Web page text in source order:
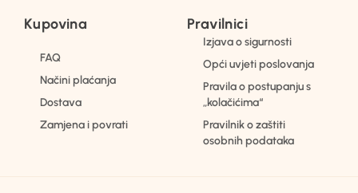
Kupovina
FAQ
Načini plaćanja
Dostava
Zamjena i povrati
Pravilnici
Izjava o sigurnosti
Opći uvjeti poslovanja
Pravila o postupanju s
„kolačićima“
Pravilnik o zaštiti
osobnih podataka